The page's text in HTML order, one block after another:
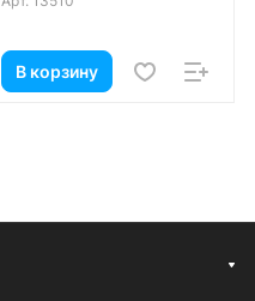
В корзину